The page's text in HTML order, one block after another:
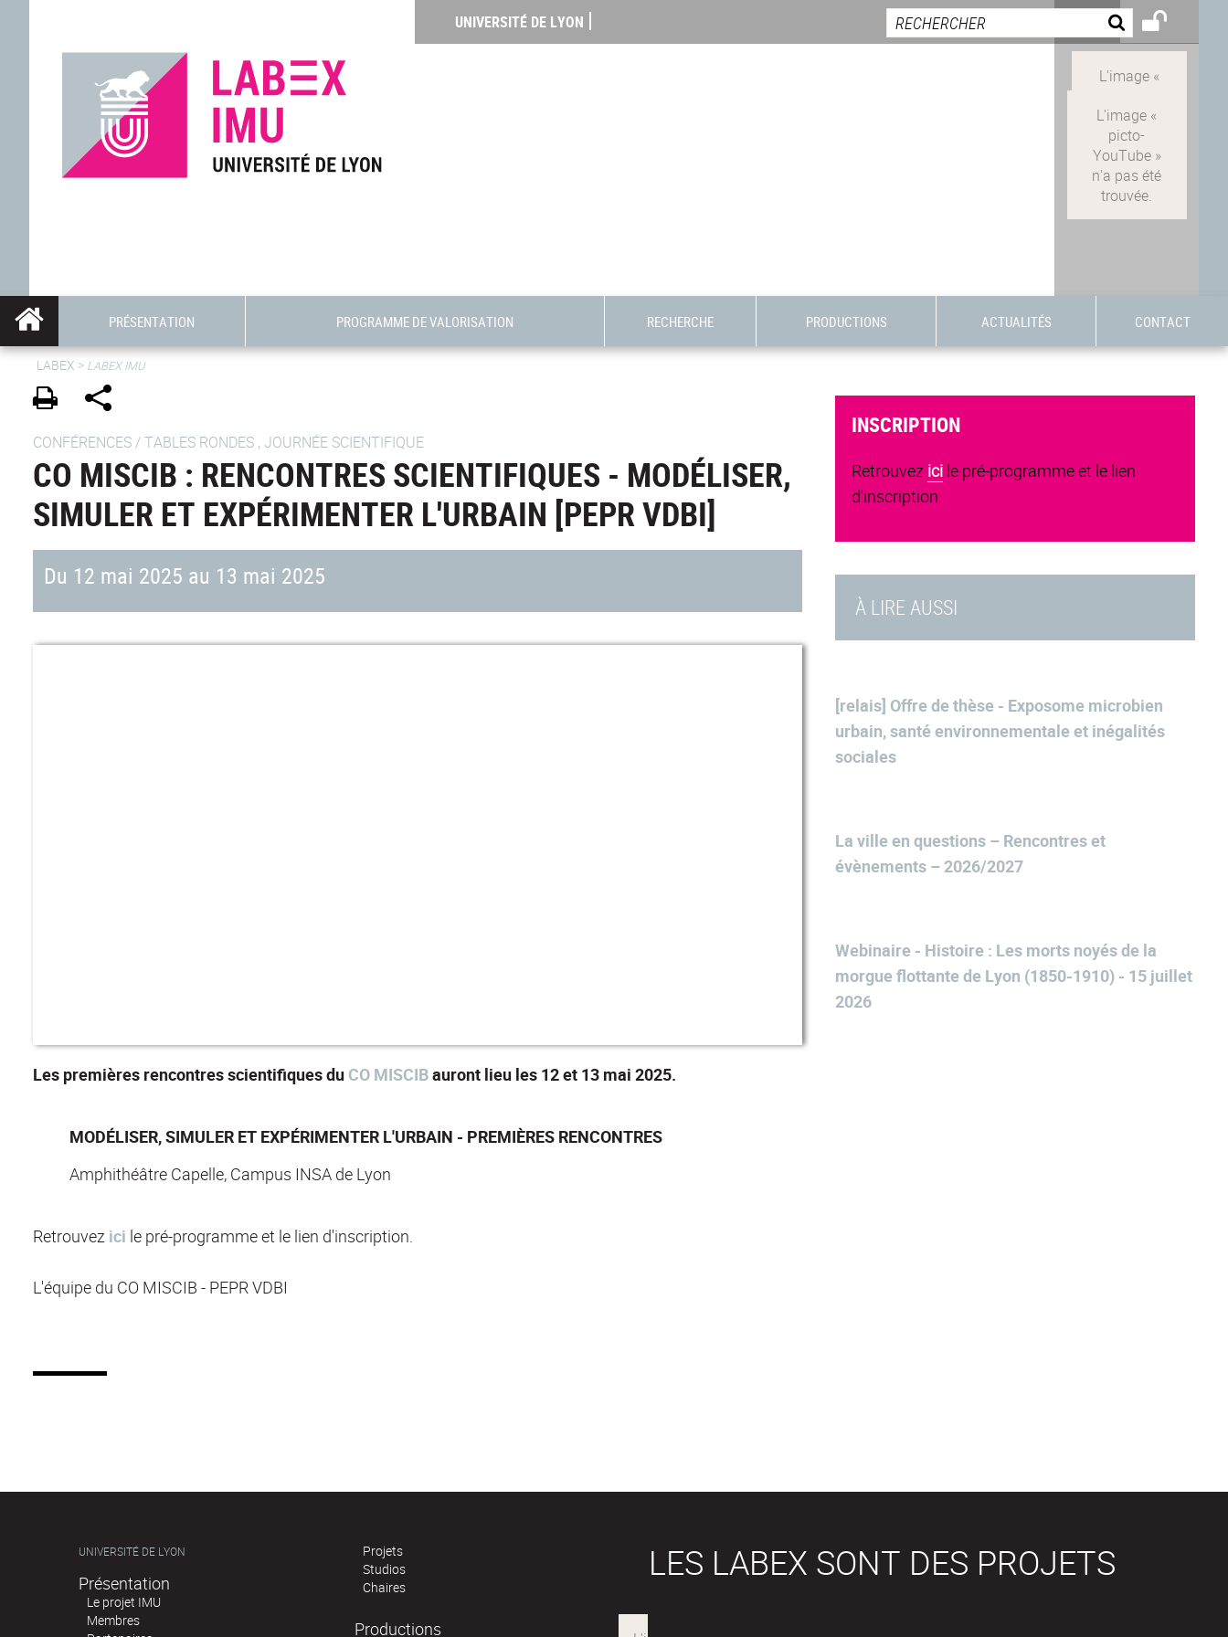
UNIVERSITÉ DE LYON
PRÉSENTATION PROGRAMME DE VALORISATION RECHERCHE PRODUCTIONS ACTUALITÉS CONTACT
LABEX > LABEX IMU
CONFÉRENCES / TABLES RONDES , JOURNÉE SCIENTIFIQUE
CO MISCIB : RENCONTRES SCIENTIFIQUES - MODÉLISER,
SIMULER ET EXPÉRIMENTER L'URBAIN [PEPR VDBI]
Du 12 mai 2025 au 13 mai 2025
Les premières rencontres scientifiques du CO MISCIBauront lieu les 12 et 13 mai 2025.
MODÉLISER, SIMULER ET EXPÉRIMENTER L'URBAIN - PREMIÈRES RENCONTRES
Amphithéâtre Capelle, Campus INSA de Lyon
Retrouvez ici le pré-programme et le lien d'inscription.
L'équipe du CO MISCIB - PEPR VDBI
À LIRE AUSSI
[relais] Offre de thèse - Exposome microbien
urbain, santé environnementale et inégalités
sociales
La ville en questions – Rencontres et
évènements – 2026/2027
Webinaire - Histoire : Les morts noyés de la
morgue flottante de Lyon (1850-1910) - 15 juillet
2026
INSCRIPTION
Retrouvez icile pré-programme et le lien
d'inscription.
UNIVERSITÉ DE LYON
Présentation
Le projet IMU
Membres
Projets
Studios
Chaires
Productions
LES LABEX SONT DES PROJETS